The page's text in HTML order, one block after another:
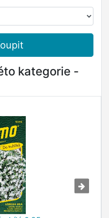
kategorie -